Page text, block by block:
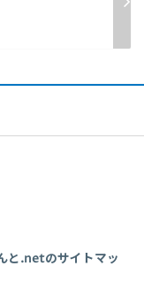
と.netのサイトマッ